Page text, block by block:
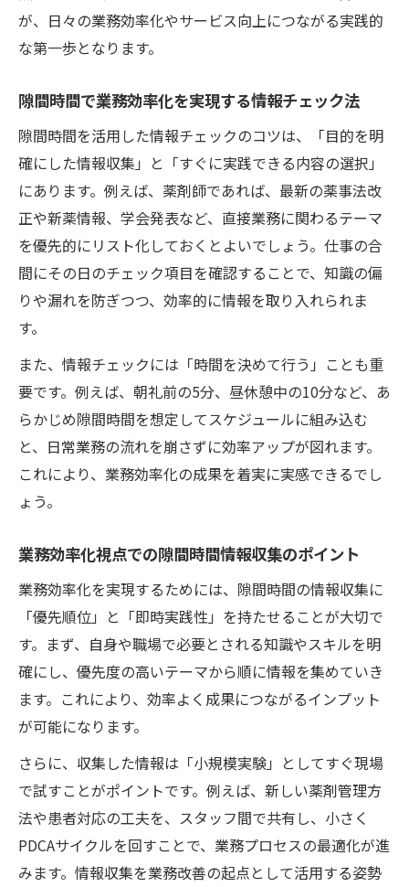
が、日々の業務効率化やサービス向上につながる実践的
な第一歩となります。
隙間時間で業務効率化を実現する情報チェック法
隙間時間を活用した情報チェックのコツは、「目的を明
確にした情報収集」と「すぐに実践できる内容の選択」
にあります。例えば、薬剤師であれば、最新の薬事法改
正や新薬情報、学会発表など、直接業務に関わるテーマ
を優先的にリスト化しておくとよいでしょう。仕事の合
間にその日のチェック項目を確認することで、知識の偏
りや漏れを防ぎつつ、効率的に情報を取り入れられま
す。
また、情報チェックには「時間を決めて行う」ことも重
要です。例えば、朝礼前の5分、昼休憩中の10分など、あ
らかじめ隙間時間を想定してスケジュールに組み込む
と、日常業務の流れを崩さずに効率アップが図れます。
これにより、業務効率化の成果を着実に実感できるでし
ょう。
業務効率化視点での隙間時間情報収集のポイント
業務効率化を実現するためには、隙間時間の情報収集に
「優先順位」と「即時実践性」を持たせることが大切で
す。まず、自身や職場で必要とされる知識やスキルを明
確にし、優先度の高いテーマから順に情報を集めていき
ます。これにより、効率よく成果につながるインプット
が可能になります。
さらに、収集した情報は「小規模実験」としてすぐ現場
で試すことがポイントです。例えば、新しい薬剤管理方
法や患者対応の工夫を、スタッフ間で共有し、小さく
PDCAサイクルを回すことで、業務プロセスの最適化が進
みます。情報収集を業務改善の起点として活用する姿勢